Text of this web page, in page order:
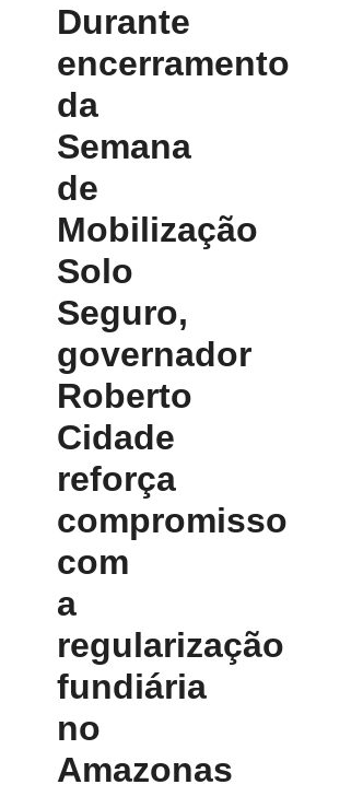
Durante
encerramento
da
Semana
de
Mobilização
Solo
Seguro,
governador
Roberto
Cidade
reforça
compromisso
com
a
regularização
fundiária
no
Amazonas